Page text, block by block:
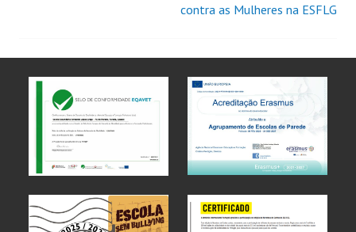
contra as Mulheres na ESFLG